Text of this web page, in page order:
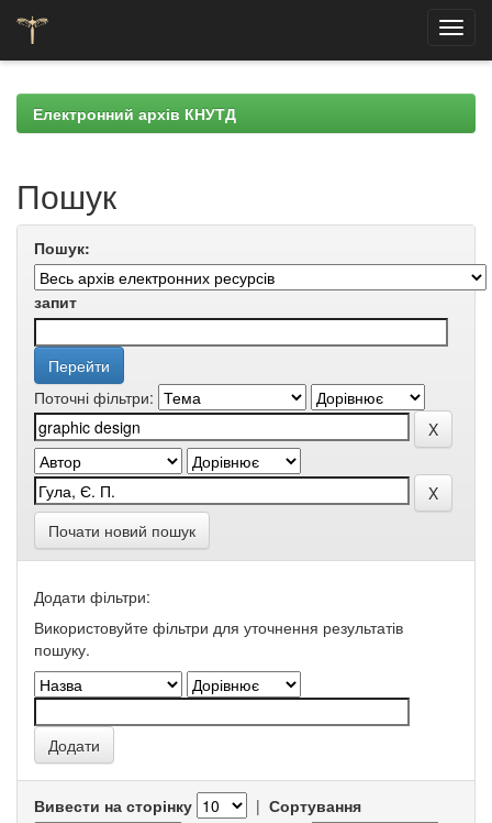
navigationЕлектронний архів КНУТД
Пошук
Пошук:
запит
Поточні фільтри:
Почати новий пошук
Додати фільтри:
Використовуйте фільтри для уточнення результатів
пошуку.
Вивести на сторінку | Сортування